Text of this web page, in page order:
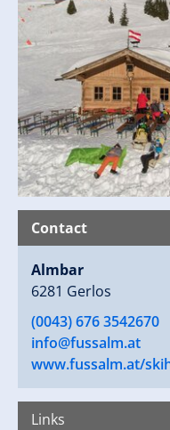
Contact
Almbar
6281 Gerlos
(0043) 676 3542670
info@fussalm.at
www.fussalm.at/
Links